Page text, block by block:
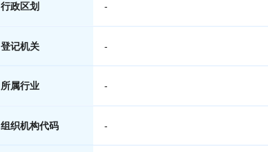
行政区划 -
登记机关 -
所属行业 -
组织机构代码 -